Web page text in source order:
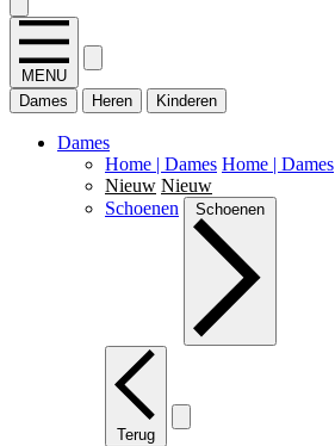
MENU
Dames
Heren Kinderen
Dames
Home | Dames Home | Dames
Nieuw Nieuw
Schoenen
Schoenen
Terug